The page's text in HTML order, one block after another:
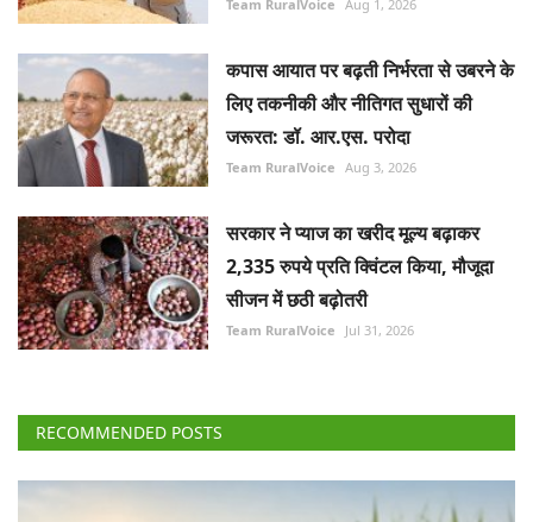
Team RuralVoice Aug 1, 2026
कपास आयात पर बढ़ती निर्भरता से उबरने के
लिए तकनीकी और नीतिगत सुधारों की
जरूरत: डॉ. आर.एस. परोदा
Team RuralVoice Aug 3, 2026
सरकार ने प्याज का खरीद मूल्य बढ़ाकर
2,335 रुपये प्रति क्विंटल किया, मौजूदा
सीजन में छठी बढ़ोतरी
Team RuralVoice Jul 31, 2026
RECOMMENDED POSTS